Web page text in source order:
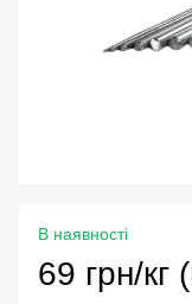
В наявності
69 грн/кг